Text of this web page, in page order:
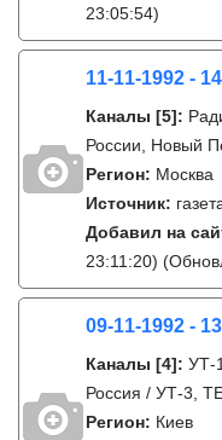
23:05:54)
11-11-1992 -
Каналы [5]:
России, Новый
Регион: Москва
Источник:
Добавил на
23:11:20)
09-11-1992 -
Каналы [4]: УТ-
Россия / УТ-3,
Регион: Киев